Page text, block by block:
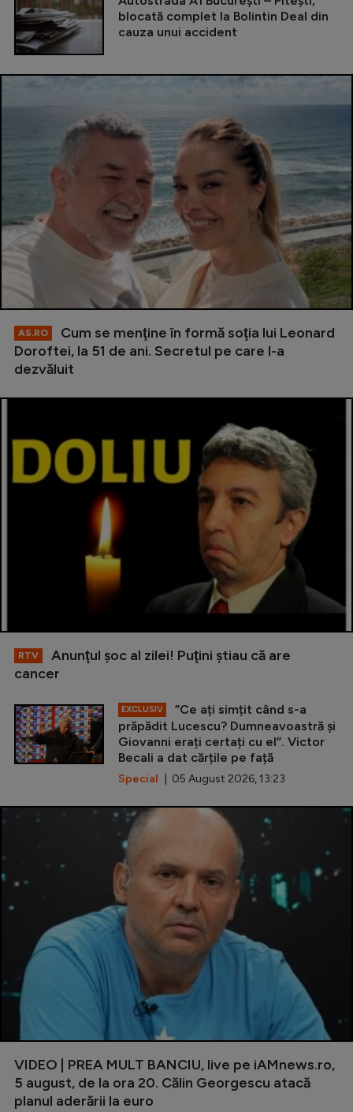
blocată complet la Bolintin Deal din
cauza unui accident
AS.RO
Cum se menţine în formă soţia lui Leonard
Doroftei, la 51 de ani. Secretul pe care l-a
dezvăluit
RTV
Anunţul şoc al zilei! Puţini ştiau că are
cancer
EXCLUSIV
”Ce ați simțit când s-a
prăpădit Lucescu? Dumneavoastră și
Giovanni erați certați cu el”. Victor
Becali a dat cărțile pe față
Special | 05 August 2026, 13:23
VIDEO | PREA MULT BANCIU, live pe iAMnews.ro,
5 august, de la ora 20. Călin Georgescu atacă
planul aderării la euro